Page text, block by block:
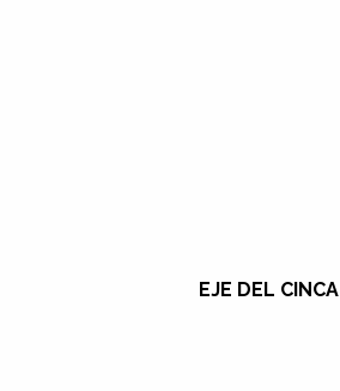
EJE DEL CINCA